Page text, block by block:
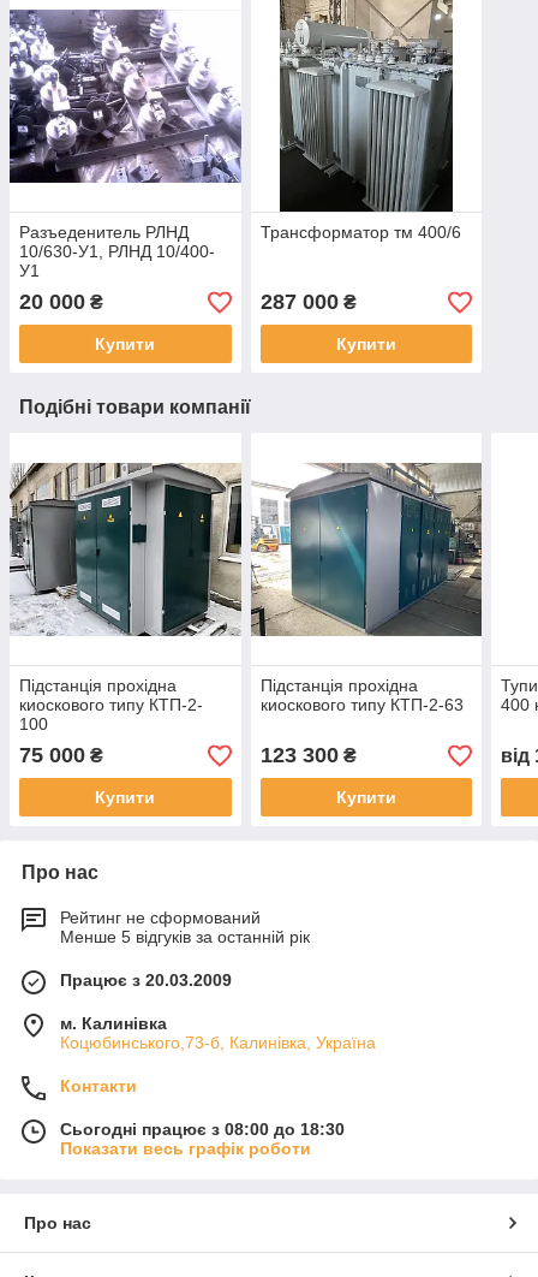
Разъеденитель РЛНД
10/630-У1, РЛНД 10/400-
У1
20 000 ₴
Купити
Трансформатор тм 400/6
287 000₴
Купити
Подібні товари компанії
Підстанція прохідна
киоскового типу КТП-2-
100
75 000 ₴
Купити
Підстанція прохідна
киоскового типу КТП-2-63
123 300₴
Купити
400
від
Про нас
Рейтинг не сформований
Менше 5 відгуків за останній рік
Працює з 20.03.2009
м. Калинівка
Коцюбинського,73-б, Калинівка, Україна
Контакти
Сьогодні працює з 08:00 до 18:30
Показати весь графік роботи
Про нас